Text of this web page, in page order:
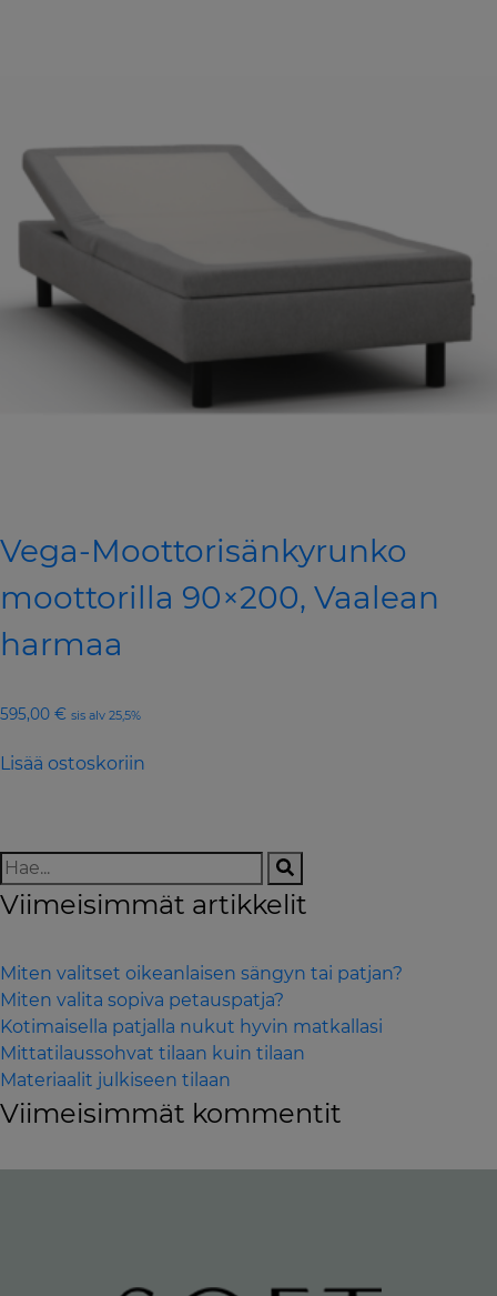
Vega-Moottorisänkyrunko
moottorilla 90×200, Vaalean
harmaa
595,00 € sis alv 25,5%
Lisää ostoskoriin
Viimeisimmät artikkelit
Miten valitset oikeanlaisen sängyn tai patjan?
Miten valita sopiva petauspatja?
Kotimaisella patjalla nukut hyvin matkallasi
Mittatilaussohvat tilaan kuin tilaan
Materiaalit julkiseen tilaan
Viimeisimmät kommentit